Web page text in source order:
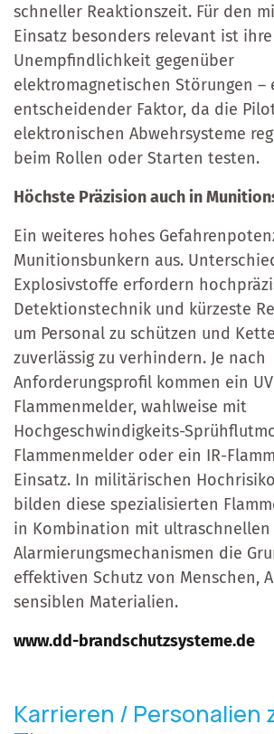
schneller Reaktionszeit. Für den
Einsatz besonders relevant ist ihre
Unempfindlichkeit gegenüber
elektromagnetischen Störungen –
entscheidender Faktor, da die
elektronischen Abwehrsysteme
beim Rollen oder Starten testen.
Höchste Präzision auch in
Ein weiteres hohes
Munitionsbunkern aus.
Explosivstoffe erfordern
Detektionstechnik und kürzeste
um Personal zu schützen und
zuverlässig zu verhindern. Je nach
Anforderungsprofil kommen ein
Flammenmelder, wahlweise mit
Hochgeschwindigkeits-
Flammenmelder oder ein IR-
Einsatz. In militärischen
bilden diese spezialisierten
in Kombination mit ultraschnellen
Alarmierungsmechanismen die
effektiven Schutz von Menschen,
sensiblen Materialien.
www.dd-brandschutzsysteme.de
Karrieren / Personalien